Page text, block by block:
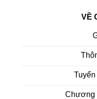
VỀ
Chương